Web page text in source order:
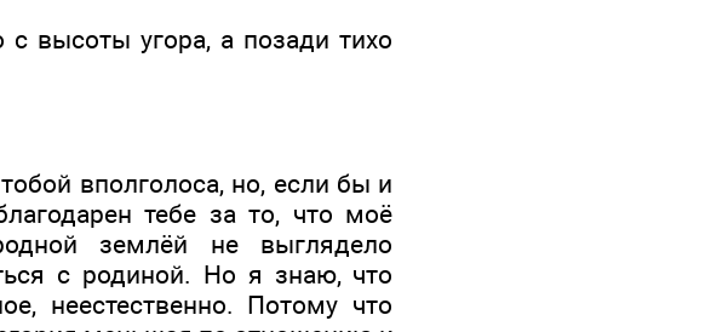
высоты угора, а позади тихо
вполголоса, но, если бы и
тебе за то, что моё
землёй не выглядело
с родиной. Но я знаю, что
неестественно. Потому что